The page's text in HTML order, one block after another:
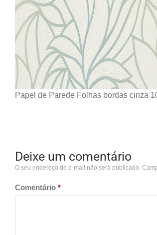
Papel de Parede Folhas bordas cinza
Deixe um comentário
O seu endereço de e-mail não será publicado.
Comentário *